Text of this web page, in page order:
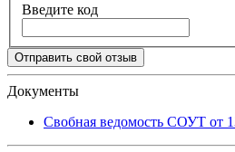
Введите код
Отправить свой отзыв
Документы
Свобная ведомость СОУТ от